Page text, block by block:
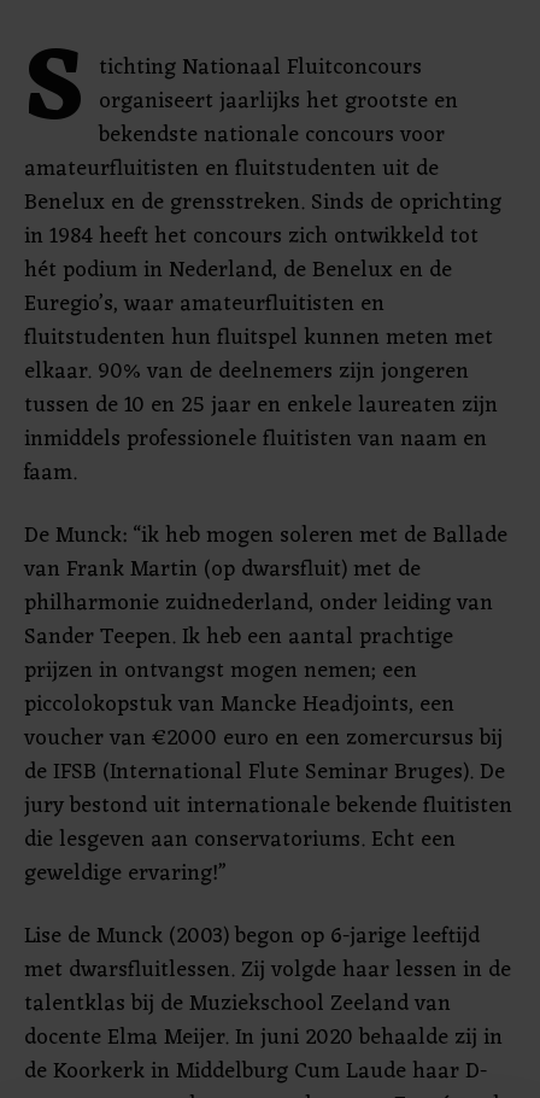
S tichting Nationaal Fluitconcours
organiseert jaarlijks het grootste en
bekendste nationale concours voor
amateurfluitisten en fluitstudenten uit de
Benelux en de grensstreken. Sinds de oprichting
in 1984 heeft het concours zich ontwikkeld tot
hét podium in Nederland, de Benelux en de
Euregio’s, waar amateurfluitisten en
fluitstudenten hun fluitspel kunnen meten met
elkaar. 90% van de deelnemers zijn jongeren
tussen de 10 en 25 jaar en enkele laureaten zijn
inmiddels professionele fluitisten van naam en
faam.
De Munck: “ik heb mogen soleren met de Ballade
van Frank Martin (op dwarsfluit) met de
philharmonie zuidnederland, onder leiding van
Sander Teepen. Ik heb een aantal prachtige
prijzen in ontvangst mogen nemen; een
piccolokopstuk van Mancke Headjoints, een
voucher van €2000 euro en een zomercursus bij
de IFSB (International Flute Seminar Bruges). De
jury bestond uit internationale bekende fluitisten
die lesgeven aan conservatoriums. Echt een
geweldige ervaring!”
Lise de Munck (2003) begon op 6-jarige leeftijd
met dwarsfluitlessen. Zij volgde haar lessen in de
talentklas bij de Muziekschool Zeeland van
docente Elma Meijer. In juni 2020 behaalde zij in
de Koorkerk in Middelburg Cum Laude haar D-